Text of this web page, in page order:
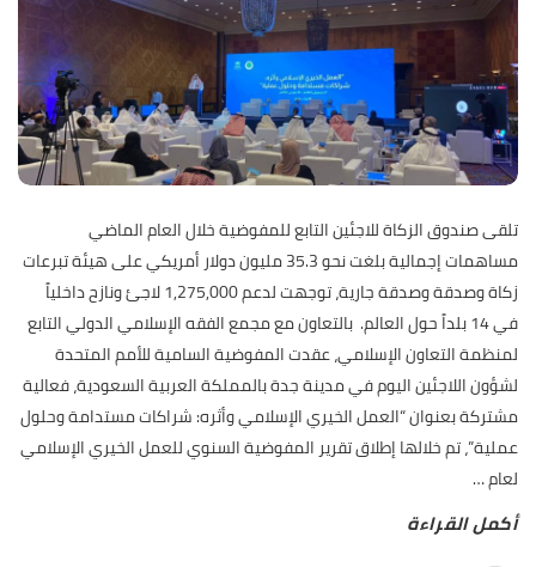
تلقى صندوق الزكاة للاجئين التابع للمفوضية خلال العام الماضي
مساهمات إجمالية بلغت نحو 35.3 مليون دولار أمريكي على هيئة تبرعات
زكاة وصدقة وصدقة جارية، توجهت لدعم 1,275,000 لاجئ ونازح داخلياً
في 14 بلداً حول العالم. بالتعاون مع مجمع الفقه الإسلامي الدولي التابع
لمنظمة التعاون الإسلامي، عقدت المفوضية السامية للأمم المتحدة
لشؤون اللاجئين اليوم في مدينة جدة بالمملكة العربية السعودية، فعالية
مشتركة بعنوان “العمل الخيري الإسلامي وأثره: شراكات مستدامة وحلول
عملية”، تم خلالها إطلاق تقرير المفوضية السنوي للعمل الخيري الإسلامي
لعام…